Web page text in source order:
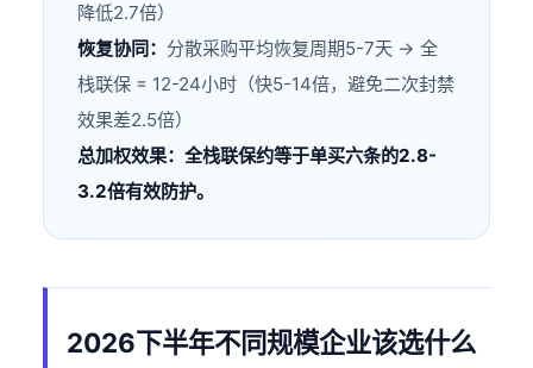
降低2.7倍）
恢复协同： 分散采购平均恢复周期5-7天 → 全
栈联保 = 12-24小时（快5-14倍，避免二次封禁
效果差2.5倍）
总加权效果：全栈联保约等于单买六条的2.8-
3.2倍有效防护。
2026下半年不同规模企业该选什么